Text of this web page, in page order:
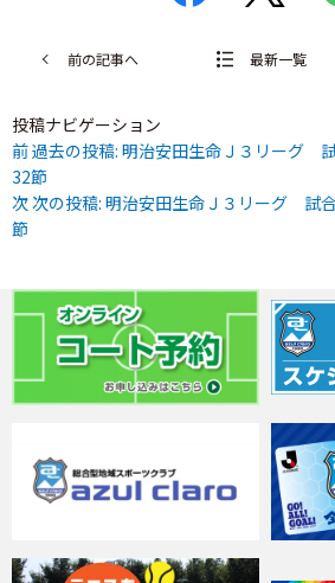
前の記事へ 最新一覧
投稿ナビゲーション
前過去の投稿: 明治安田生命Ｊ３リーグ
32節
次次の投稿: 明治安田生命Ｊ３リーグ 試
節